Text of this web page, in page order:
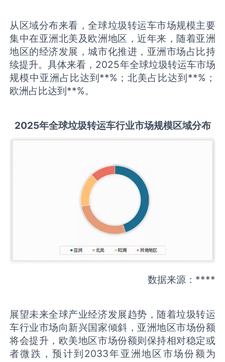
从区域分布来看，全球垃圾转运车市场规模主要
集中在亚洲北美及欧洲地区，近年来，随着亚洲
地区的经济发展，城市化推进，亚洲市场占比持
续提升。具体来看，2025年全球垃圾转运车市场
规模中亚洲占比达到**%；北美占比达到**%；
欧洲占比达到**%。
2025年全球垃圾转运车行业市场规模区域分布
数据来源：****
展望未来全球产业经济发展趋势，随着垃圾转运
车行业市场向新兴国家倾斜，亚洲地区市场份额
将会提升，欧美地区市场份额则保持相对稳定或
者微跌，预计到2033年亚洲地区市场份额为